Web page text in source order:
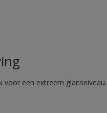
voor een extreem glansniveau.